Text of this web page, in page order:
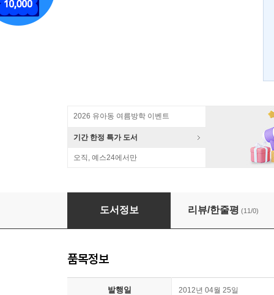
2026 유아동 여름방학 이벤트
기간 한정 특가 도서
오직, 예스24에서만
Comme des Fleurs 꼼 데 플레르
도서정보 리뷰/한줄평 (11/0)
품목정보
발행일 2012년 04월 25일